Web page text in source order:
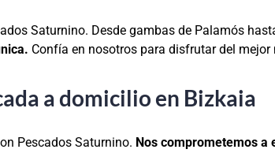
Saturnino. Desde gambas de Palamós
Confía en nosotros para disfrutar del mejor
a domicilio en Bizkaia
Pescados Saturnino. Nos comprometemos